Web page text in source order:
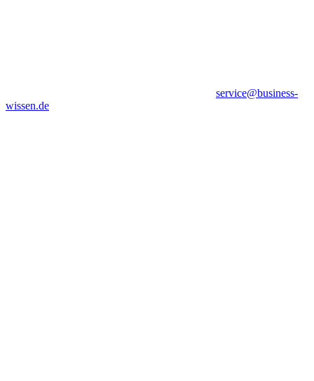
service@business-
wissen.de